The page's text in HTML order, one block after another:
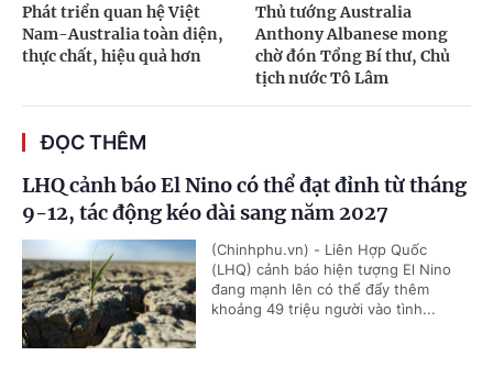
Phát triển quan hệ Việt
Nam-Australia toàn diện,
thực chất, hiệu quả hơn
Thủ tướng Australia
Anthony Albanese mong
chờ đón Tổng Bí thư, Chủ
tịch nước Tô Lâm
ĐỌC THÊM
LHQ cảnh báo El Nino có thể đạt đỉnh từ tháng
9-12, tác động kéo dài sang năm 2027
(Chinhphu.vn) - Liên Hợp Quốc
(LHQ) cảnh báo hiện tượng El Nino
đang mạnh lên có thể đẩy thêm
khoảng 49 triệu người vào tình...